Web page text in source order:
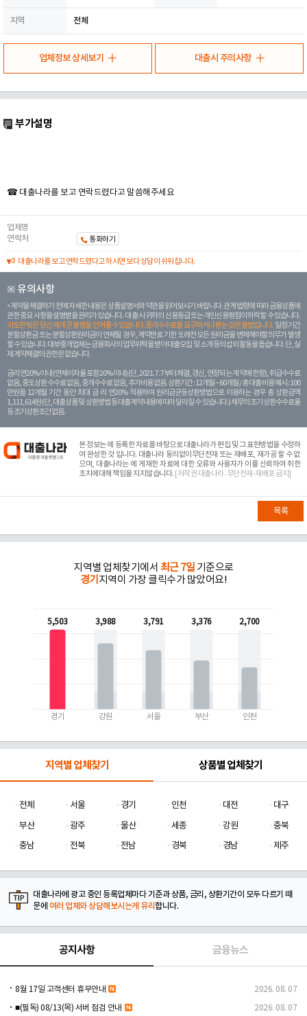
지역 전체
업체정보 상세보기 대출시 주의사항
부가설명
☎ 대출나라를 보고 연락드렸다고 말씀해주세요
업체명
연락처
통화하기
대출나라를 보고 연락드렸다고 하시면 보다 상담이 쉬워집니다.
※ 유의사항
계약을 체결하기 전에 자세한 내용은 상품설명서와 약관을 읽어보시기 바랍니다. 관계 법령에 따라 금융상품에
관한 중요 사항을 설명받을 권리가 있습니다. 대 출 시 귀하의 신용등급 또는 개인신용평점이 하락할 수 있습니다.
과도한 빚은 당신 에게 큰 불행을 안겨줄 수 있습니다. 중개수수료를 요구하거나 받는 것은 불법입니다. 일정 기간
분할상환금 또는 분할상환원리금이 연체될 경우, 계약만료 기한 도래전 모든 원리금을 변제해야할 의무가 발생
할 수 있습니다. 대부중개업체는 금융회사의 업무위탁을 받아 대출모집 및 소개 등의 섭외 활동을 돕습니다. 단, 실
제 계약체결의 권한은 없습니다.
금리 연20% 이내 (연체이자율 포함 20% 이내) (단, 2021. 7. 7부터 체결, 갱신, 연장되는 계 약에 한함), 취급수수료
없음, 중도상환 수수료 없음, 중개수수료 없음, 추가비용 없음. 상환기간 : 12개월 ~ 60개월 / 총 대출 비용 예시 : 100
만원을 12개월 기간 동안 최대 금 리 연20% 적용하여 원리금균등상환방법으로 이용하는 경우 총 상환금액
1,111,614원 (단, 대출상품 및 상환방법 등 대출계약 내용에 따라 달라질 수 있습니다.) 채무의 조기 상환수수료율
등 조기상환조건 없음.
본 정보는에 등록한 자료를 바탕으로 대출나라가 편집 및 그 표현방법을 수정하
여 완성한 것 입니다. 대출나라 동의없이무단전재 또는 재배포, 재가공 할 수 없
으며, 대출나라는 에 게재한 자료에 대한 오류와 사용자가 이를 신뢰하여 취한
조치에대해 책임을 지지않습니다. [저작권 대출나라. 무단전재-재배포 금지]
목록
지역별 업체찾기에서 최근 7일 기준으로
경기 지역이 가장 클릭수가 많았어요!
5,503
경기
3,988
강원
3,791
서울
3,376
부산
2,700
인천
지역별 업체찾기 상품별 업체찾기
전체 서울 경기 인천 대전
대구
부산
광주 울산 세종 강원
충북
충남
전북 전남 경북 경남 제주
대출나라에 광고 중인 등록업체마다 기준과 상품, 금리, 상환기간이 모두 다르기 때
문에 여러 업체와 상담해보시는게 유리합니다.
공지사항 금융뉴스
8월 17일 고객센터 휴무안내 2026. 08. 07
■(필독) 08/13(목) 서버 점검 안내 2026. 08. 07